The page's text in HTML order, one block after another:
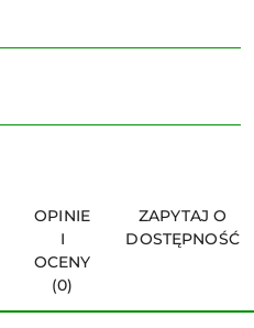
OPINIE
I
OCENY
(0)
ZAPYTAJ O
DOSTĘPNOŚĆ